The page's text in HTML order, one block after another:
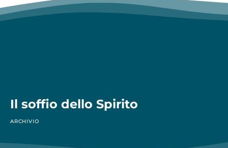
Il soffio dello Spirito
ARCHIVIO